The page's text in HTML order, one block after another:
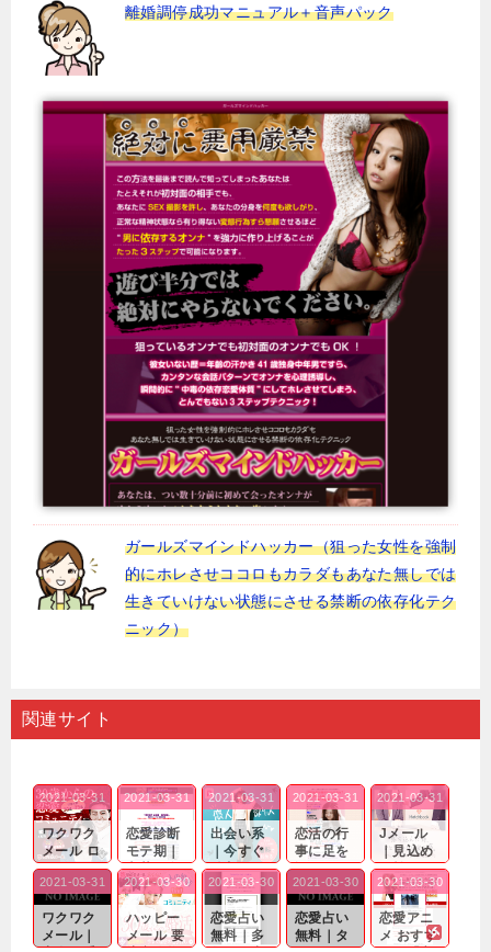
離婚調停成功マニュアル＋音声パック
ガールズマインドハッカー（狙った女性を強制
的にホレさせココロもカラダもあなた無しでは
生きていけない状態にさせる禁断の依存化テク
ニック）
関連サイト
ワクワク
メール ロ
グイン pc
｜心の底
から真
剣...
2021-03-31
恋愛診断
モテ期｜
老若男女
問わ
ず…。
2021-03-31
出会い系
｜今すぐ
仲良くな
れる相手
探しをし
たいと...
2021-03-31
恋活の行
事に足を
運んでも
出会いの
チャンス
が訪れ...
2021-03-31
Jメール
｜見込め
る効果が
確実なも
のであっ
ても…...
2021-03-31
ワクワク
メール｜
2021-03-31
ハッピー
メール 要
2021-03-30
恋愛占い
無料｜多
2021-03-30
恋愛占い
無料｜タ
2021-03-30
恋愛アニ
メ おすす
2021-03-30